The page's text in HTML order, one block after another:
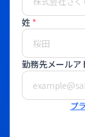
姓 *
勤務先メールア
プ